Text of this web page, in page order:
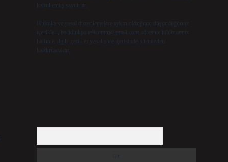
kabul etmiş sayılırlar.
Hukuka ve yasal düzenlemelere aykırı olduğunu düşündüğünüz
içerikleri,
backlinkpanelicomtr@gmail.com adresine bildirmeniz
halinde, ilgili içerikler yasal süre içerisinde sitemizden
kaldırılacaktır.